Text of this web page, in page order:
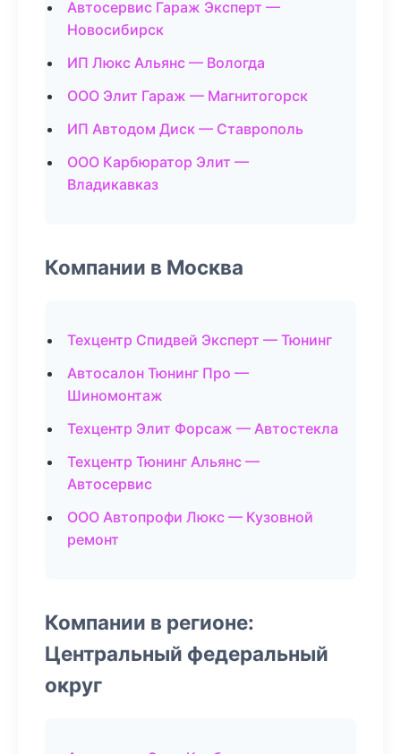
Автосервис Гараж Эксперт —
Новосибирск
ИП Люкс Альянс — Вологда
ООО Элит Гараж — Магнитогорск
ИП Автодом Диск — Ставрополь
ООО Карбюратор Элит —
Владикавказ
Компании в Москва
Техцентр Спидвей Эксперт — Тюнинг
Автосалон Тюнинг Про —
Шиномонтаж
Техцентр Элит Форсаж — Автостекла
Техцентр Тюнинг Альянс —
Автосервис
ООО Автопрофи Люкс — Кузовной
ремонт
Компании в регионе:
Центральный федеральный
округ